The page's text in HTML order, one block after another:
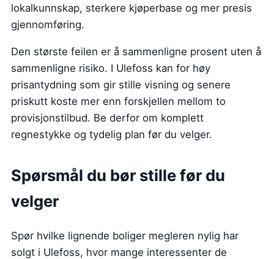
lokalkunnskap, sterkere kjøperbase og mer presis
gjennomføring.
Den største feilen er å sammenligne prosent uten å
sammenligne risiko. I Ulefoss kan for høy
prisantydning som gir stille visning og senere
priskutt koste mer enn forskjellen mellom to
provisjonstilbud. Be derfor om komplett
regnestykke og tydelig plan før du velger.
Spørsmål du bør stille før du
velger
Spør hvilke lignende boliger megleren nylig har
solgt i Ulefoss, hvor mange interessenter de